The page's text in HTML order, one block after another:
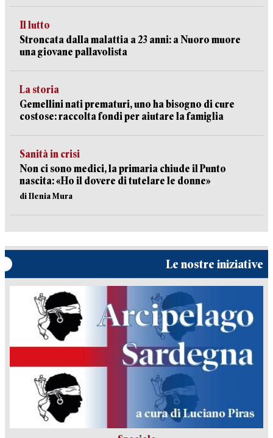
Il lutto
Stroncata dalla malattia a 23 anni: a Nuoro muore
una giovane pallavolista
La storia
Gemellini nati prematuri, uno ha bisogno di cure
costose: raccolta fondi per aiutare la famiglia
Sanità in crisi
Non ci sono medici, la primaria chiude il Punto
nascita: «Ho il dovere di tutelare le donne»
di Ilenia Mura
Le nostre iniziative